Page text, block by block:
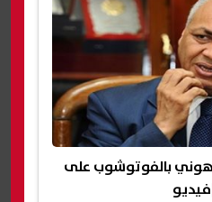
بالفوتوشوب على